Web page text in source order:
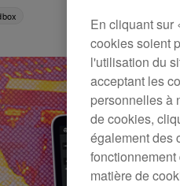
En cliquant sur
cookies soient
l'utilisation du
acceptant les
personnelles à
de cookies,
également des
matière de